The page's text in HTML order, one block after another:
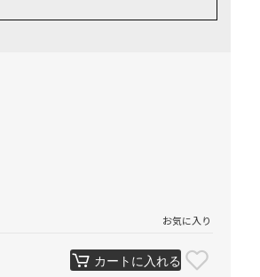
お気に入り
カートに入れる